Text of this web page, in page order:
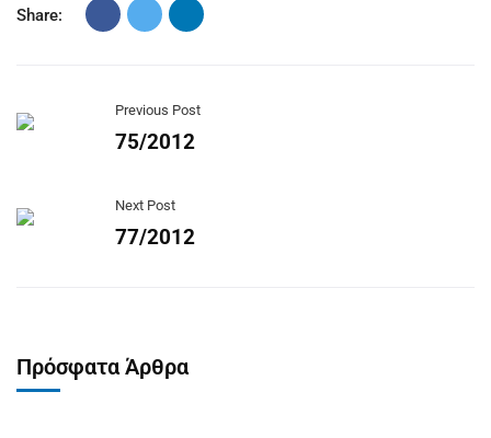
Share:
Previous Post
75/2012
Next Post
77/2012
Πρόσφατα Άρθρα